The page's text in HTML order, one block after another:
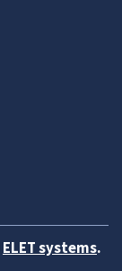
ELET systems.